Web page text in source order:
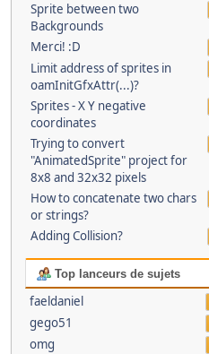
Sprite between two
Backgrounds
Merci! :D
Limit address of sprites in
oamInitGfxAttr(...)?
Sprites - X Y negative
coordinates
Trying to convert
"AnimatedSprite" project for
8x8 and 32x32 pixels
How to concatenate two chars
or strings?
Adding Collision?
Top lanceurs de sujets
faeldaniel
gego51
omg